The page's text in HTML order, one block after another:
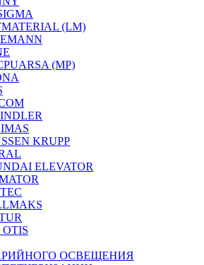
(LM)
(MP)
KRUPP
ELEVATOR
ОСВЕЩЕНИЯ